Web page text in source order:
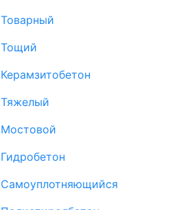
Товарный
Тощий
Керамзитобетон
Тяжелый
Мостовой
Гидробетон
Самоуплотняющийся